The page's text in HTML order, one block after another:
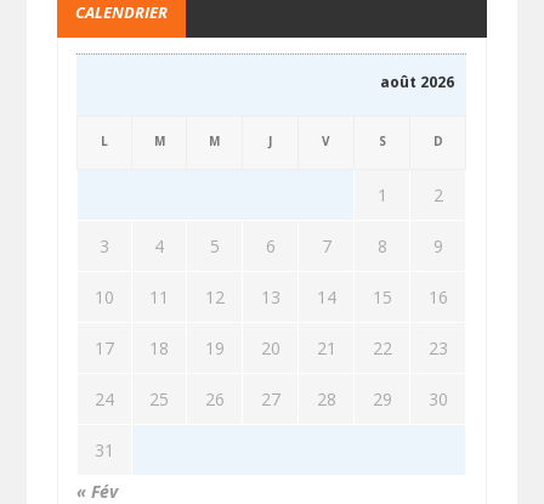
CALENDRIER
août 2026
L M M J V S D
1 2
3 4 5 6 7 8 9
10 11 12 13 14 15 16
17 18 19 20 21 22 23
24 25 26 27 28 29 30
31
« Fév